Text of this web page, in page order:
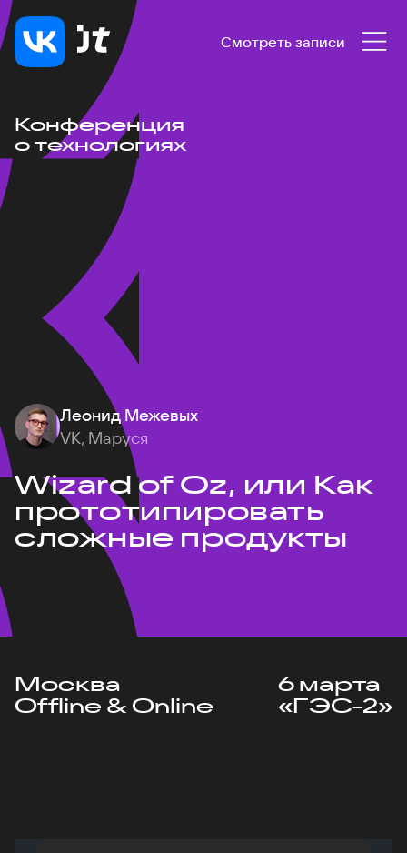
Смотреть записи
Конференция
о технологиях
Леонид Межевых
VK, Маруся
Wizard of Oz, или Как
прототипировать
сложные продукты
Москва
Offline & Online
6 марта
«ГЭС-2»